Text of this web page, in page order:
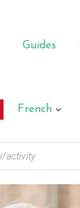
Guides
French